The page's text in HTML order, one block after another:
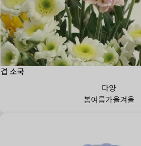
겹 소국
다양
봄여름가을겨울